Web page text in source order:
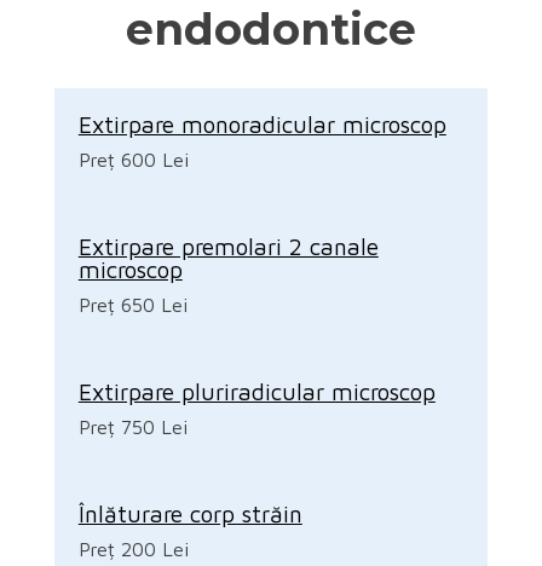
endodontice
Extirpare monoradicular microscop
Preț 600 Lei
Extirpare premolari 2 canale
microscop
Preț 650 Lei
Extirpare pluriradicular microscop
Preț 750 Lei
Înlăturare corp străin
Preț 200 Lei